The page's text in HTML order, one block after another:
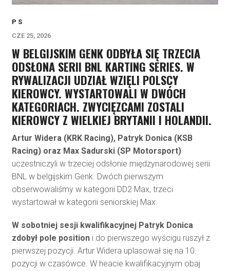
P S
CZE 25, 2026
W BELGIJSKIM GENK ODBYŁA SIĘ TRZECIA
ODSŁONA SERII BNL KARTING SERIES. W
RYWALIZACJI UDZIAŁ WZIĘLI POLSCY
KIEROWCY. WYSTARTOWALI W DWÓCH
KATEGORIACH. ZWYCIĘZCAMI ZOSTALI
KIEROWCY Z WIELKIEJ BRYTANII I HOLANDII.
Artur Widera (KRK Racing), Patryk Donica (KSB
Racing) oraz Max Sadurski (SP Motorsport)
uczestniczyli w trzeciej odsłonie międzynarodowej serii
BNL w belgijskim Genk. Dwóch pierwszym
obserwowaliśmy w kategorii DD2 Max, trzeci
wystartował w kategorii seniorskiej Max.
W sobotniej sesji kwalifikacyjnej Patryk Donica
zdobył pole position i do pierwszego wyścigu ruszył z
pierwszej pozycji. Artur Widera uplasował się na 10.
pozycji w czasówce. W heacie kwalifikacyjnym obaj